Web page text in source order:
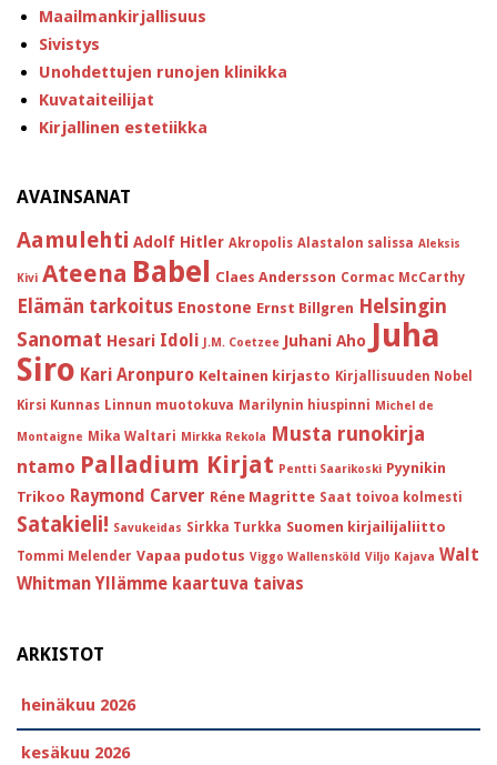
Maailmankirjallisuus
Sivistys
Unohdettujen runojen klinikka
Kuvataiteilijat
Kirjallinen estetiikka
AVAINSANAT
Aamulehti Adolf Hitler Akropolis Alastalon salissa Aleksis
Kivi Ateena Babel Claes Andersson Cormac McCarthy
Elämän tarkoitus Enostone Ernst Billgren Helsingin
Sanomat Hesari Idoli J.M. Coetzee Juhani Aho Juha
Siro Kari Aronpuro Keltainen kirjasto Kirjallisuuden Nobel
Kirsi Kunnas Linnun muotokuva Marilynin hiuspinni Michel de
Montaigne Mika Waltari Mirkka Rekola Musta runokirja
ntamo Palladium Kirjat Pentti Saarikoski Pyynikin
Trikoo Raymond Carver Réne Magritte Saat toivoa kolmesti
Satakieli! Savukeidas Sirkka Turkka Suomen kirjailijaliitto
Tommi Melender Vapaa pudotus Viggo Wallensköld Viljo Kajava Walt
Whitman Yllämme kaartuva taivas
ARKISTOT
heinäkuu 2026
kesäkuu 2026